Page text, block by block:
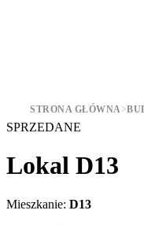
STRONA GŁÓWNA>
SPRZEDANE
Lokal D13
Mieszkanie: D13